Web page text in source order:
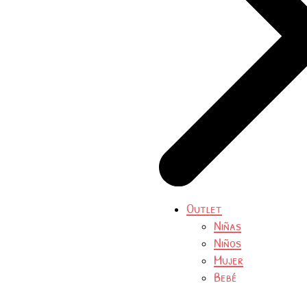
Outlet
Niñas
Niños
Mujer
Bebé